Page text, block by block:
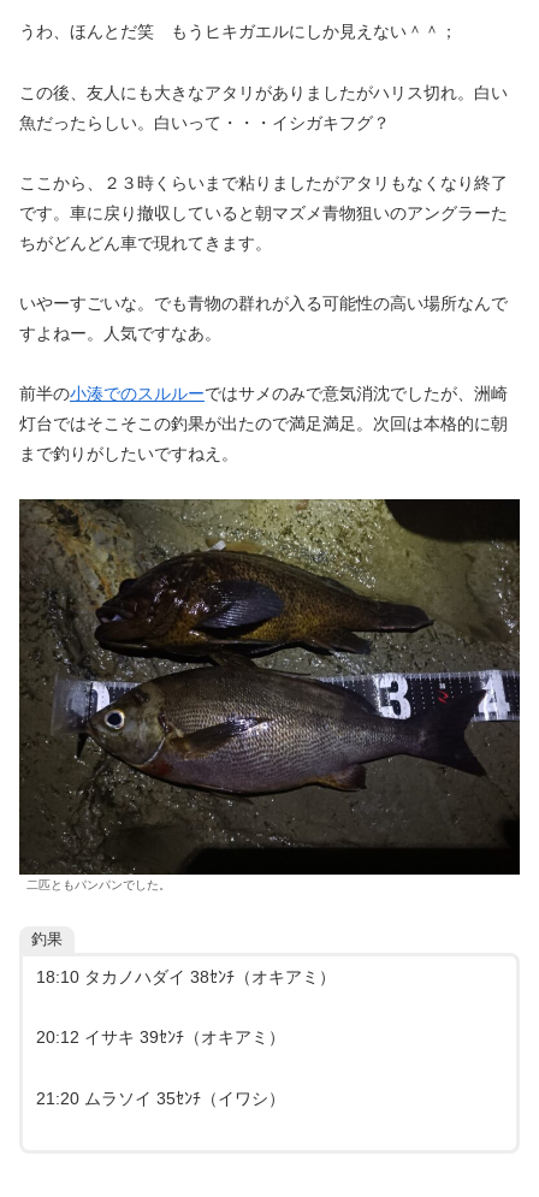
うわ、ほんとだ笑 もうヒキガエルにしか見えない＾＾；
この後、友人にも大きなアタリがありましたがハリス切れ。白い
魚だったらしい。白いって・・・イシガキフグ？
ここから、２３時くらいまで粘りましたがアタリもなくなり終了
です。車に戻り撤収していると朝マズメ青物狙いのアングラーた
ちがどんどん車で現れてきます。
いやーすごいな。でも青物の群れが入る可能性の高い場所なんで
すよねー。人気ですなあ。
前半の小湊でのスルルーではサメのみで意気消沈でしたが、洲崎
灯台ではそこそこの釣果が出たので満足満足。次回は本格的に朝
まで釣りがしたいですねえ。
二匹ともパンパンでした。
釣果
18:10 タカノハダイ 38ｾﾝﾁ（オキアミ）
20:12 イサキ 39ｾﾝﾁ（オキアミ）
21:20 ムラソイ 35ｾﾝﾁ（イワシ）